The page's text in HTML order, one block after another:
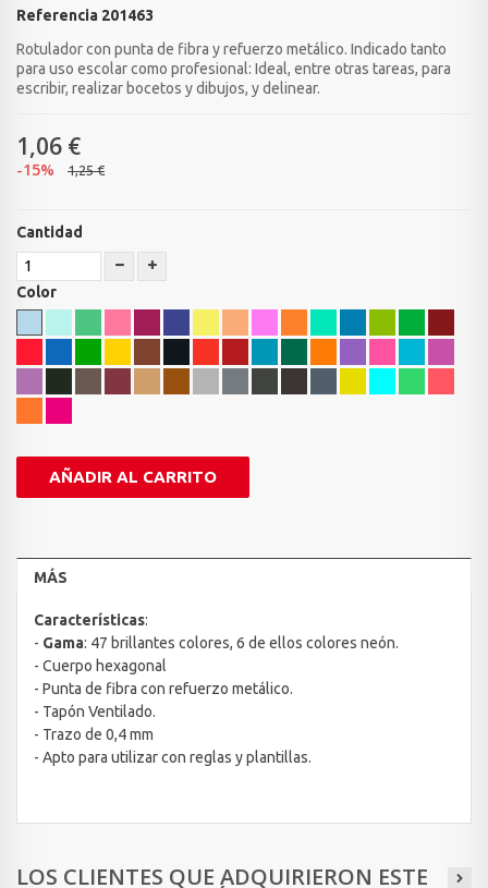
Referencia 201463
Rotulador con punta de fibra y refuerzo metálico. Indicado tanto
para uso escolar como profesional: Ideal, entre otras tareas, para
escribir, realizar bocetos y dibujos, y delinear.
1,06 €
-15% 1,25 €
Cantidad
Color
AÑADIR AL CARRITO
MÁS
Características:
- Gama: 47 brillantes colores, 6 de ellos colores neón.
- Cuerpo hexagonal
- Punta de fibra con refuerzo metálico.
- Tapón Ventilado.
- Trazo de 0,4 mm
- Apto para utilizar con reglas y plantillas.
LOS CLIENTES QUE ADQUIRIERON ESTE